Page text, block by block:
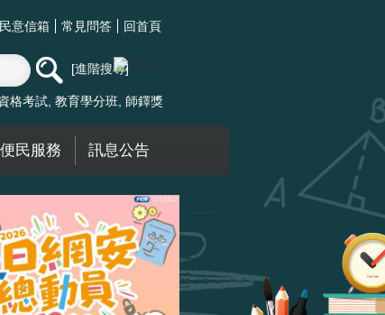
意信箱 常見問答 回首頁
進階搜尋
格考試 教育學分班 師鐸獎
便民服務 訊息公告